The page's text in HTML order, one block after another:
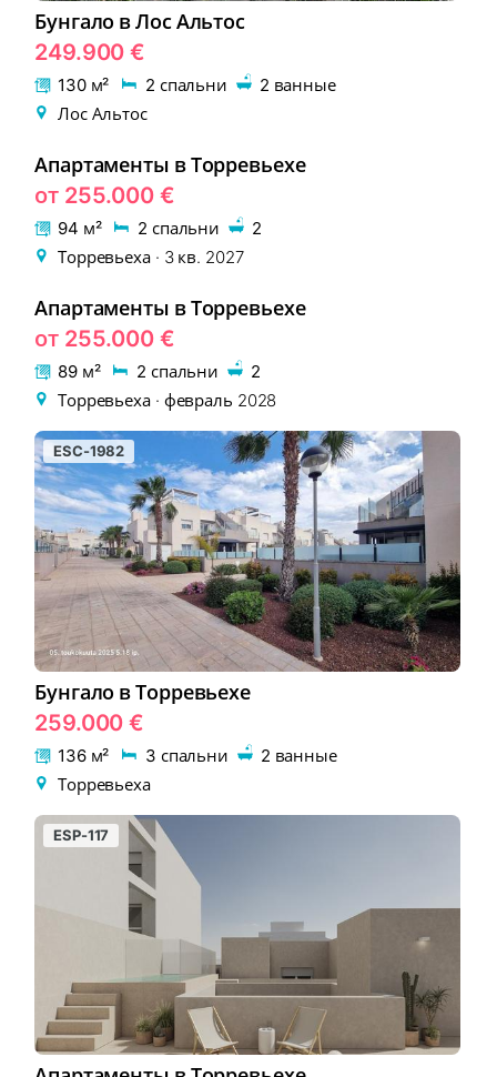
Бунгало в Лос Альтос
249.900 €
130 м² 2 спальни
2 ванные
Лос Альтос
EON-257-1 НОВОСТРОЙКА
Апартаменты в Торревьехе
от 255.000 €
94 м² 2 спальни
2
Торревьеха · 3 кв. 2027
EON-228-2 НОВОСТРОЙКА
Апартаменты в Торревьехе
от 255.000 €
89 м² 2 спальни
2
Торревьеха · февраль 2028
ESC-1982
Бунгало в Торревьехе
259.000 €
136 м² 3 спальни
2 ванные
Торревьеха
ESP-117